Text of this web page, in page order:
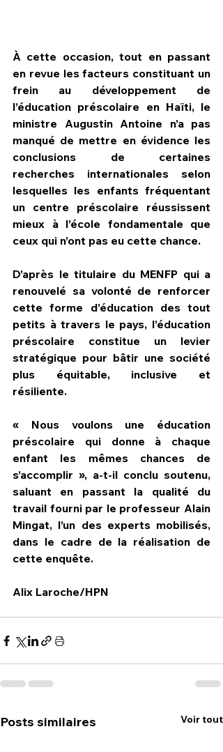
À cette occasion, tout en passant
en revue les facteurs constituant un
frein au développement de
l’éducation préscolaire en Haïti, le
ministre Augustin Antoine n’a pas
manqué de mettre en évidence les
conclusions de certaines
recherches internationales selon
lesquelles les enfants fréquentant
un centre préscolaire réussissent
mieux à l’école fondamentale que
ceux qui n’ont pas eu cette chance.
D’après le titulaire du MENFP qui a
renouvelé sa volonté de renforcer
cette forme d’éducation des tout
petits à travers le pays, l’éducation
préscolaire constitue un levier
stratégique pour bâtir une société
plus équitable, inclusive et
résiliente.
« Nous voulons une éducation
préscolaire qui donne à chaque
enfant les mêmes chances de
s’accomplir », a-t-il conclu soutenu,
saluant en passant la qualité du
travail fourni par le professeur Alain
Mingat, l’un des experts mobilisés,
dans le cadre de la réalisation de
cette enquête.
Alix Laroche/HPN
Posts similaires Voir tout